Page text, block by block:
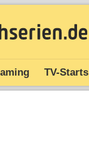
TV-Starts